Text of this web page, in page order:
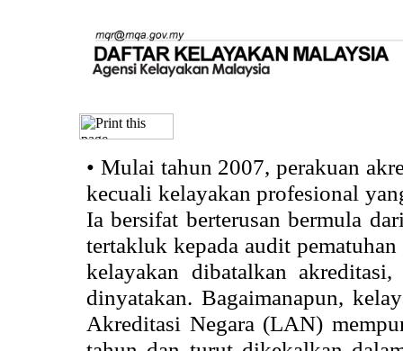
• Mulai tahun 2007, perakuan
kecuali kelayakan profesional
Ia bersifat berterusan bermula
tertakluk kepada audit
kelayakan dibatalkan
dinyatakan. Bagaimanapun,
Akreditasi Negara (LAN)